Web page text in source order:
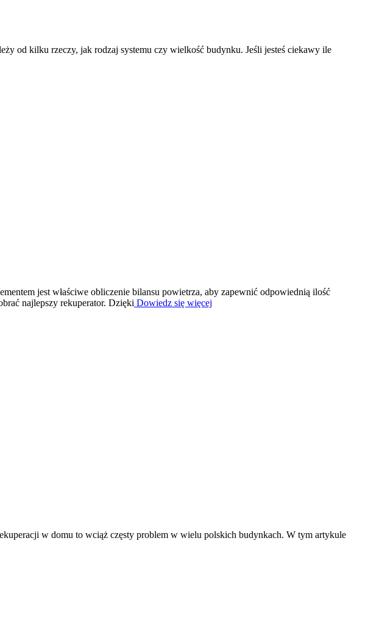
od kilku rzeczy, jak rodzaj systemu czy wielkość budynku. Jeśli jesteś ciekawy ile
jest właściwe obliczenie bilansu powietrza, aby zapewnić odpowiednią ilość
najlepszy rekuperator. Dzięki Dowiedz się więcej
w domu to wciąż częsty problem w wielu polskich budynkach. W tym artykule